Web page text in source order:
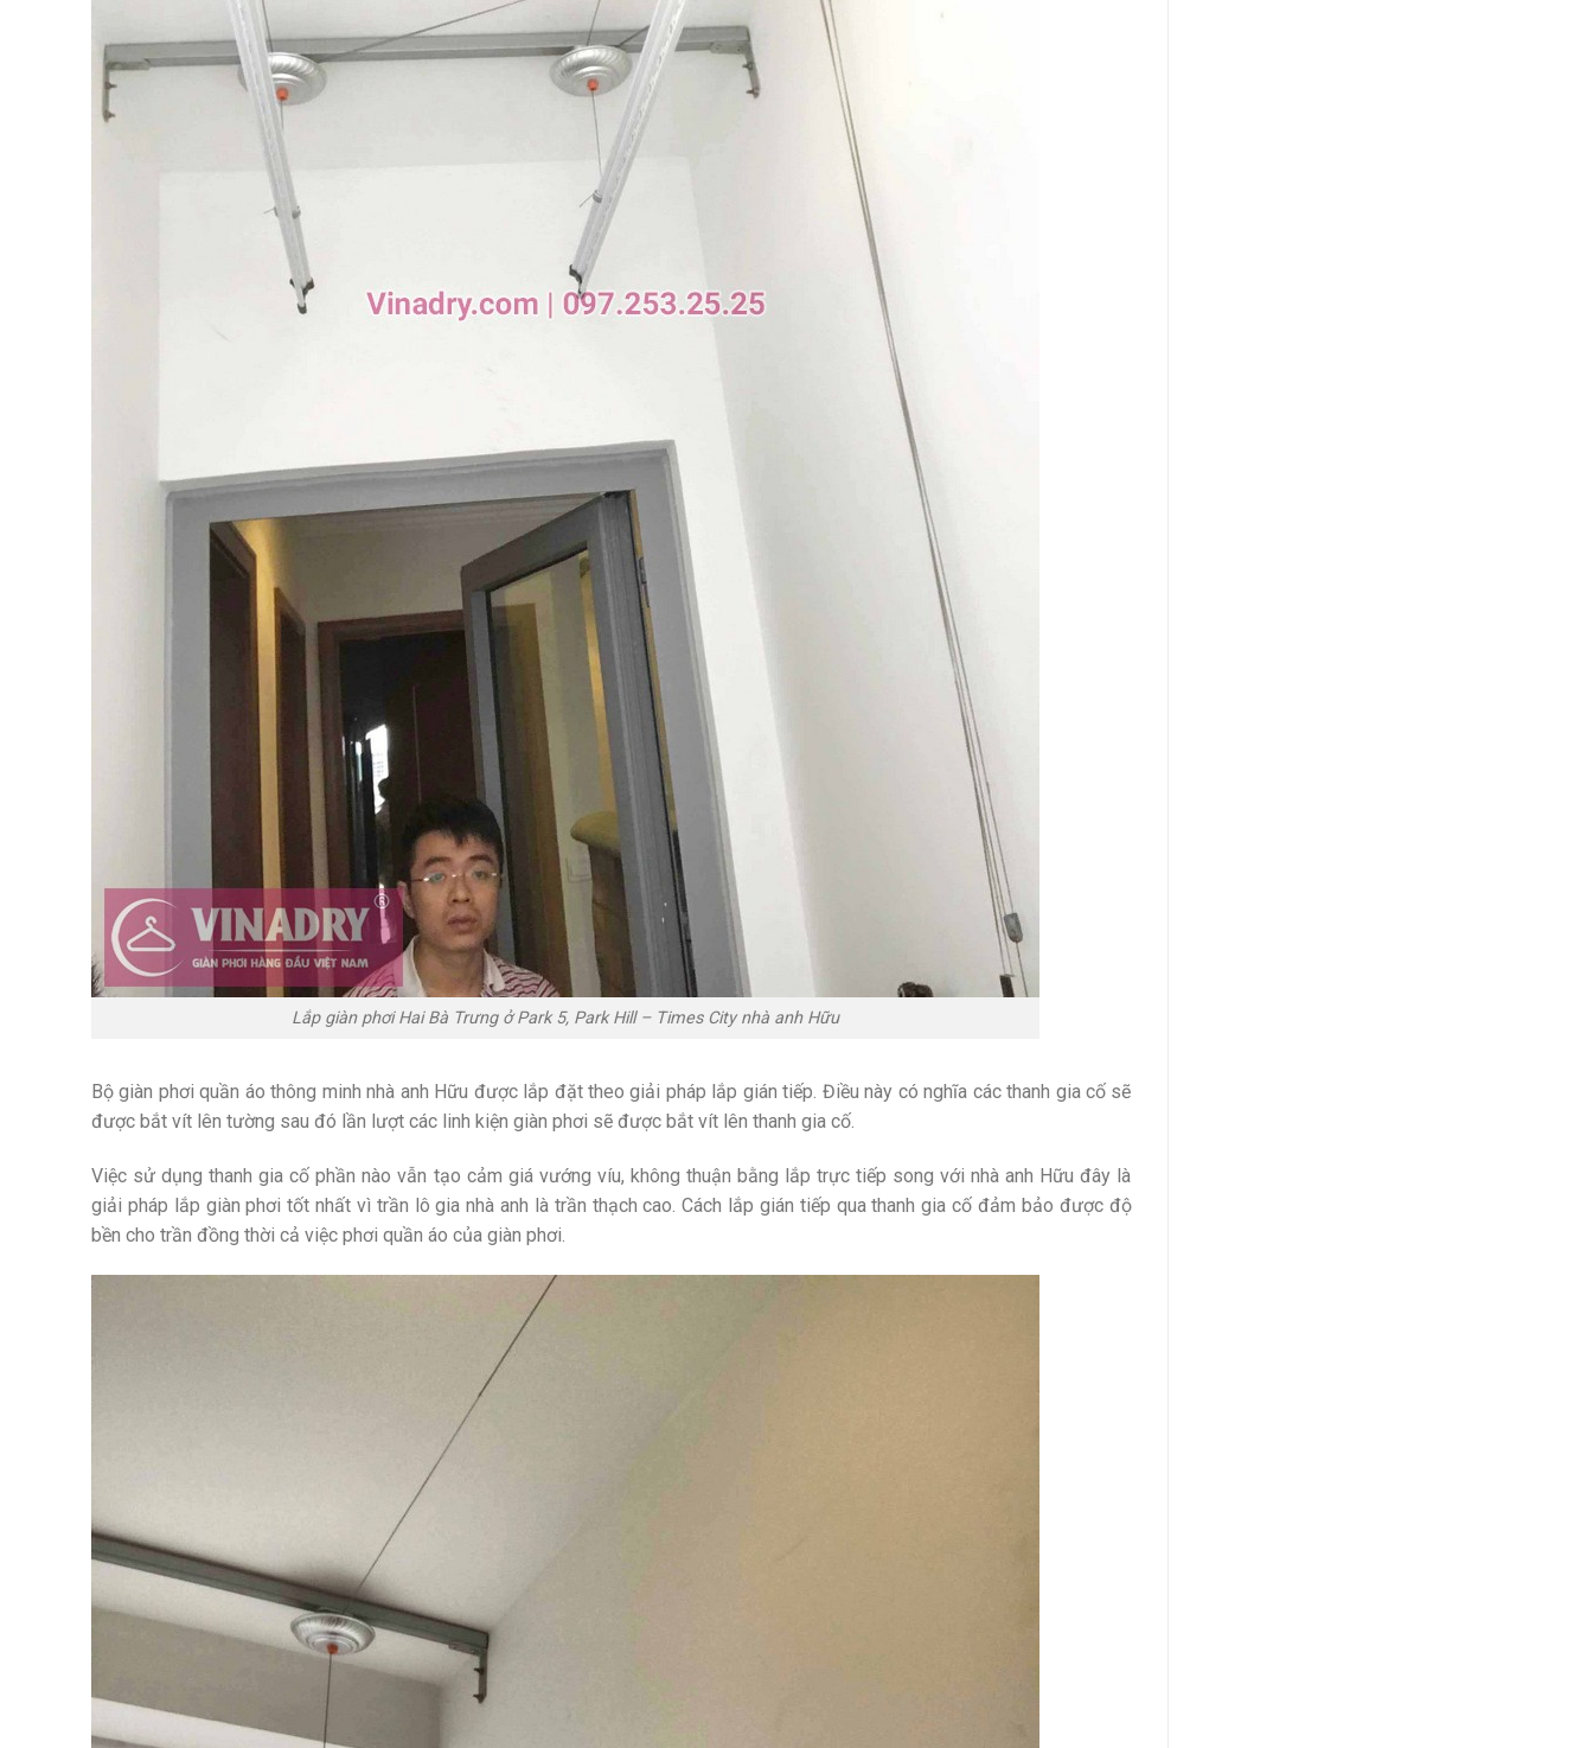
Lắp giàn phơi Hai Bà Trưng ở Park 5, Park Hill – Times City nhà anh Hữu
Bộ giàn phơi quần áo thông minh nhà anh Hữu được lắp đặt theo giải pháp lắp gián tiếp. Điều này có nghĩa các thanh gia cố sẽ
được bắt vít lên tường sau đó lần lượt các linh kiện giàn phơi sẽ được bắt vít lên thanh gia cố.
Việc sử dụng thanh gia cố phần nào vẫn tạo cảm giá vướng víu, không thuận bằng lắp trực tiếp song với nhà anh Hữu đây là
giải pháp lắp giàn phơi tốt nhất vì trần lô gia nhà anh là trần thạch cao. Cách lắp gián tiếp qua thanh gia cố đảm bảo được độ
bền cho trần đồng thời cả việc phơi quần áo của giàn phơi.